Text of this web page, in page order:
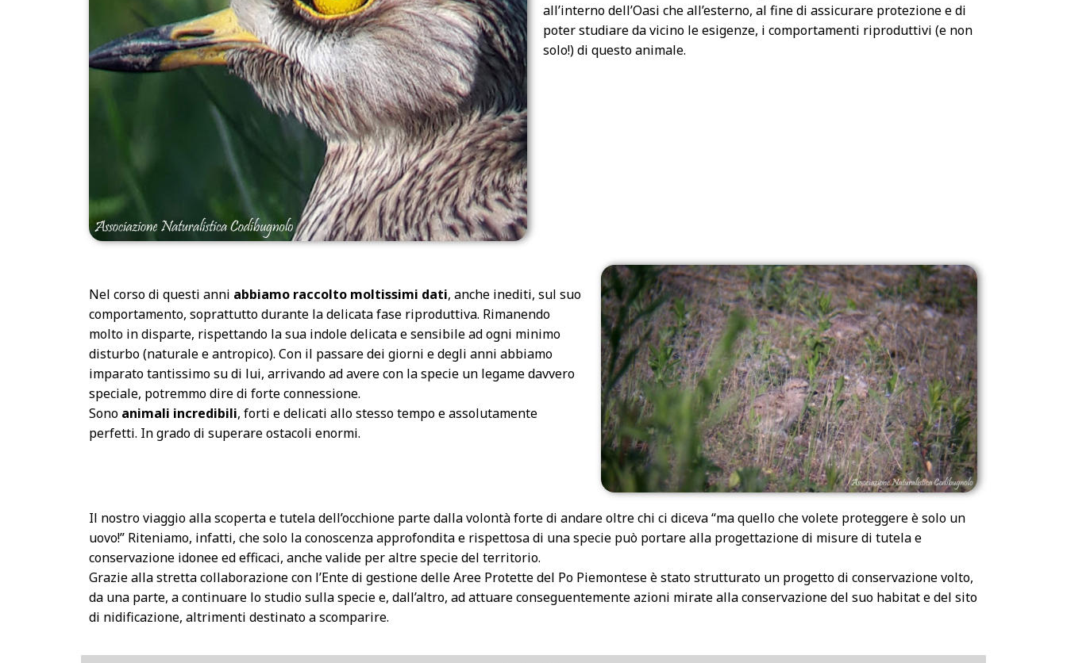
all’interno dell’Oasi che all’esterno, al fine di assicurare protezione e di
poter studiare da vicino le esigenze, i comportamenti riproduttivi (e non
solo!) di questo animale.
Nel corso di questi anni abbiamo raccolto moltissimi dati, anche inediti, sul suo
comportamento, soprattutto durante la delicata fase riproduttiva. Rimanendo
molto in disparte, rispettando la sua indole delicata e sensibile ad ogni minimo
disturbo (naturale e antropico). Con il passare dei giorni e degli anni abbiamo
imparato tantissimo su di lui, arrivando ad avere con la specie un legame davvero
speciale, potremmo dire di forte connessione.
Sono animali incredibili, forti e delicati allo stesso tempo e assolutamente
perfetti. In grado di superare ostacoli enormi.
Il nostro viaggio alla scoperta e tutela dell’occhione parte dalla volontà forte di andare oltre chi ci diceva “ma quello che volete proteggere è solo un
uovo!” Riteniamo, infatti, che solo la conoscenza approfondita e rispettosa di una specie può portare alla progettazione di misure di tutela e
conservazione idonee ed efficaci, anche valide per altre specie del territorio.
Grazie alla stretta collaborazione con l’Ente di gestione delle Aree Protette del Po Piemontese è stato strutturato un progetto di conservazione volto,
da una parte, a continuare lo studio sulla specie e, dall’altro, ad attuare conseguentemente azioni mirate alla conservazione del suo habitat e del sito
di nidificazione, altrimenti destinato a scomparire.